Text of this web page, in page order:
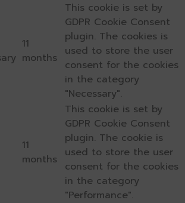
11
months
This cookie is set by
GDPR Cookie Consent
plugin. The cookies is
used to store the user
consent for the cookies
in the category
"Necessary".
11
months
This cookie is set by
GDPR Cookie Consent
plugin. The cookie is
used to store the user
consent for the cookies
in the category
"Performance".